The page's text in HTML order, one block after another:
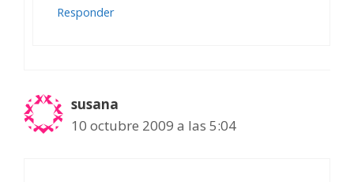
Responder
susana
10 octubre 2009 a las 5:04